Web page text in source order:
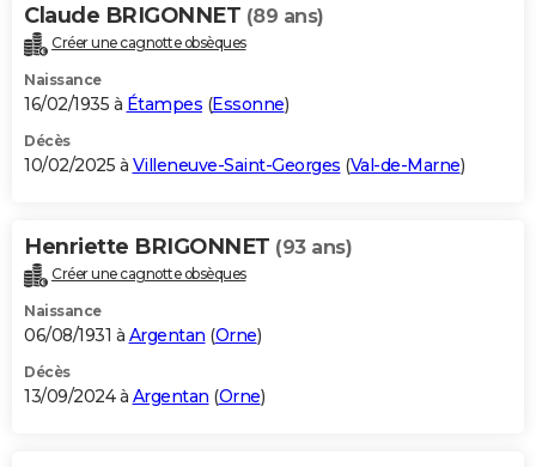
Carte de Noël
Carte Bonne année
Carte Saint-Valentin
Carte Pâques
Carte d'anniversaire
DICTIONNAIRE
Dictionnaire
Biographies
Citations
Expressions
Proverbes
PROGRAMME TV
S'inscrire
Se connecter
Lycées
Collèges
Primaires
Universités
Entreprises
Service militaire
Avis de recherche
AVIS DE DÉCÈS
Bricolage
Lifestyle
Culture
Sport
Auto
Television
Voyage
Cinema
Claude BRIGONNET (89 ans)
Créer une cagnotte obsèques
Naissance
16/02/1935 à Étampes (Essonne)
Décès
10/02/2025 à Villeneuve-Saint-Georges (Val-de-Marne)
Henriette BRIGONNET (93 ans)
Créer une cagnotte obsèques
Naissance
06/08/1931 à Argentan (Orne)
Décès
13/09/2024 à Argentan (Orne)